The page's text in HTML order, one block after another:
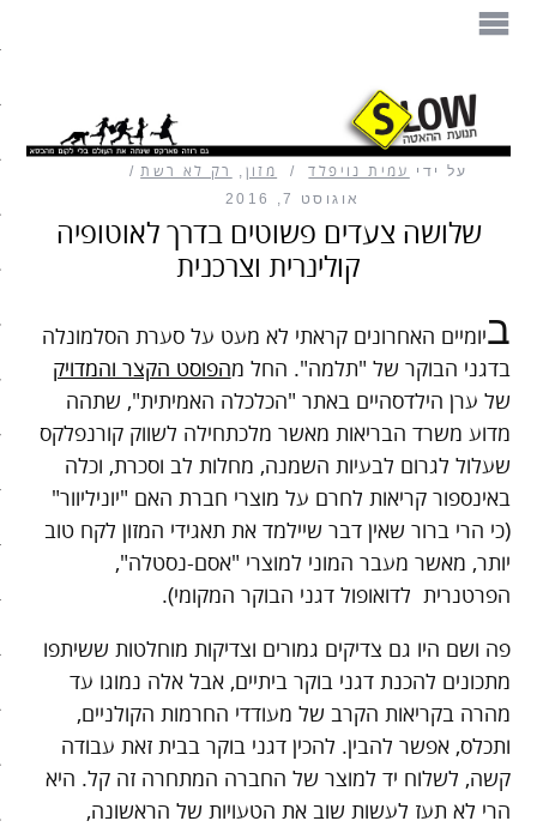
תנועת ההאטה
בית
חיים ופנאי
תיירות
בריאות
כלכלה
פוליטיקה
תחבורה
על ידי עמית נויפלד מזון , רק לא רשת
אוגוסט 7, 2016
שלושה צעדים פשוטים בדרך לאוטופיה
קולינרית וצרכנית
ביומיים האחרונים קראתי לא מעט על סערת הסלמונלה
בדגני הבוקר של "תלמה". החל מהפוסט הקצר והמדויק
של ערן הילדסהיים באתר "הכלכלה האמיתית", שתהה
מדוע משרד הבריאות מאשר מלכתחילה לשווק קורנפלקס
שעלול לגרום לבעיות השמנה, מחלות לב וסכרת, וכלה
באינספור קריאות לחרם על מוצרי חברת האם "יוניליוור"
(כי הרי ברור שאין דבר שיילמד את תאגידי המזון לקח טוב
יותר, מאשר מעבר המוני למוצרי "אסם-נסטלה",
הפרטנרית לדואופול דגני הבוקר המקומי).
פה ושם היו גם צדיקים גמורים וצדיקות מוחלטות ששיתפו
מתכונים להכנת דגני בוקר ביתיים, אבל אלה נמוגו עד
מהרה בקריאות הקרב של מעודדי החרמות הקולניים,
ותכלס, אפשר להבין. להכין דגני בוקר בבית זאת עבודה
קשה, לשלוח יד למוצר של החברה המתחרה זה קל. היא
הרי לא תעז לעשות שוב את הטעויות של הראשונה,